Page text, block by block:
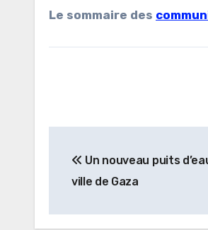
Le sommaire des
de
Un nouveau puits
ville de Gaza